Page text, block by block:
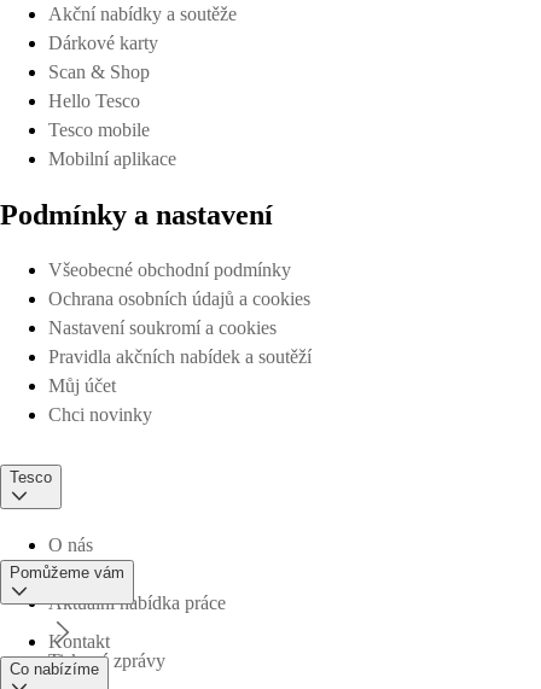
Akční nabídky a soutěže
Dárkové karty
Scan & Shop
Hello Tesco
Tesco mobile
Mobilní aplikace
Podmínky a nastavení
Všeobecné obchodní podmínky
Ochrana osobních údajů a cookies
Nastavení soukromí a cookies
Pravidla akčních nabídek a soutěží
Můj účet
Chci novinky
Tesco
O nás
Aktuální nabídka práce
Tiskové zprávy
Pomůžeme vám
Kontakt
Co nabízíme